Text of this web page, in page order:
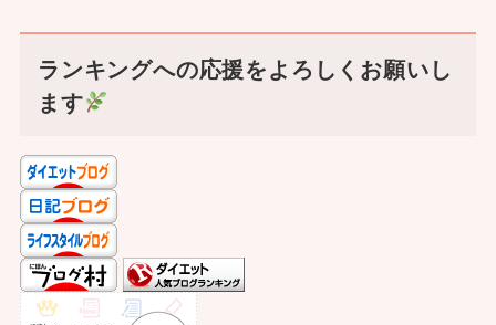
ランキングへの応援をよろしくお願いし
ます